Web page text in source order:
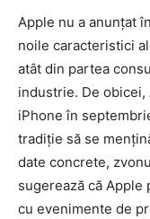
Apple nu a anunțat
noile caracteristici
atât din partea
industrie. De obicei,
iPhone în
tradiție să se
date concrete,
sugerează că Apple
cu evenimente de